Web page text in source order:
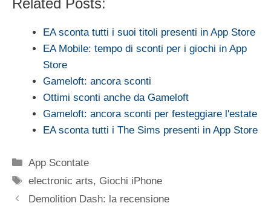
Related Posts:
EA sconta tutti i suoi titoli presenti in App Store
EA Mobile: tempo di sconti per i giochi in App
Store
Gameloft: ancora sconti
Ottimi sconti anche da Gameloft
Gameloft: ancora sconti per festeggiare l'estate
EA sconta tutti i The Sims presenti in App Store
Categorie
App Scontate
Tag
electronic arts, Giochi iPhone
Demolition Dash: la recensione